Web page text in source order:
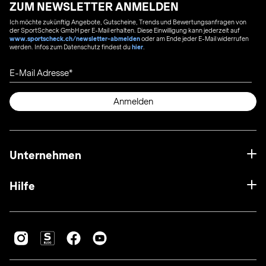
ZUM NEWSLETTER ANMELDEN
Ich möchte zukünftig Angebote, Gutscheine, Trends und Bewertungsanfragen von
der SportScheck GmbH per E-Mail erhalten. Diese Einwilligung kann jederzeit auf
www.sportscheck.ch/newsletter-abmeldenoder am Ende jeder E-Mail widerrufen
werden. Infos zum Datenschutz findest duhier
E-Mail Adresse
Anmelden
Unternehmen
Hilfe